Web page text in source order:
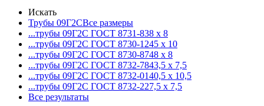
Искать
Трубы 09Г2СВсе размеры
...трубы 09Г2С ГОСТ 8731-838 x 8
...трубы 09Г2С ГОСТ 8730-1245 x 10
...трубы 09Г2С ГОСТ 8730-8748 x 8
...трубы 09Г2С ГОСТ 8732-7843,5 x 7,5
...трубы 09Г2С ГОСТ 8732-0140,5 x 10,5
...трубы 09Г2С ГОСТ 8732-227,5 x 7,5
Все результаты